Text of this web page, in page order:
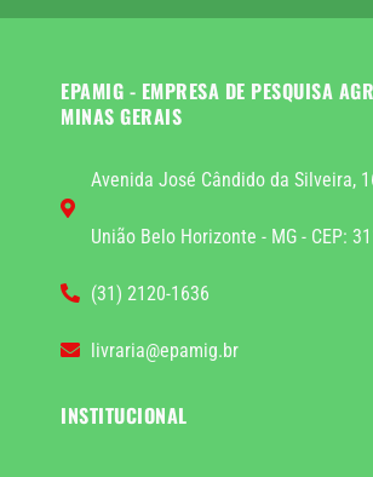
EPAMIG - EMPRESA DE PESQUISA
MINAS GERAIS
Avenida José Cândido da Silveira,
União Belo Horizonte - MG - CEP:
(31) 2120-1636
livraria@epamig.br
INSTITUCIONAL